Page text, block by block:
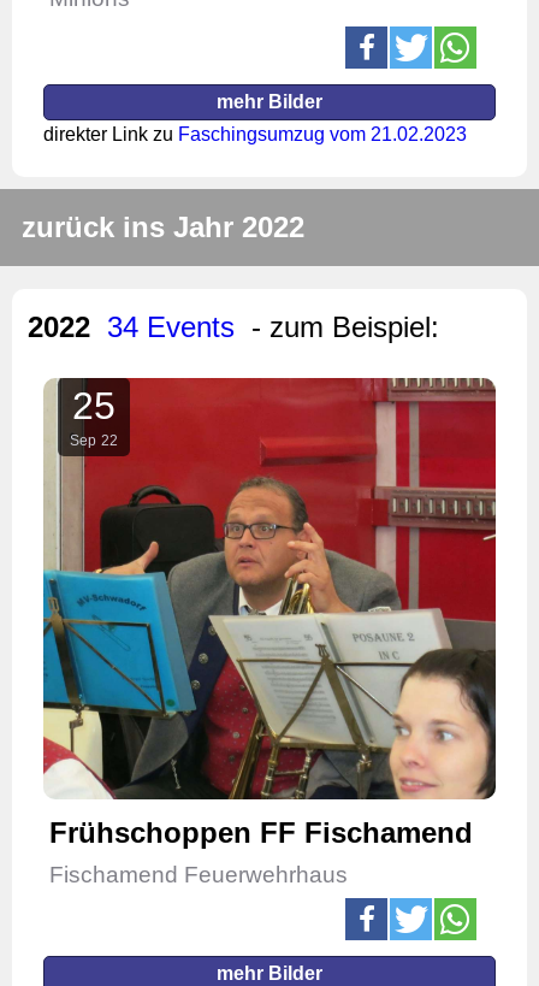
mehr Bilder
direkter Link zu Faschingsumzug vom 21.02.2023
zurück ins Jahr 2022
2022 34 Events - zum Beispiel:
25
Sep 22
Frühschoppen FF Fischamend
Fischamend Feuerwehrhaus
mehr Bilder